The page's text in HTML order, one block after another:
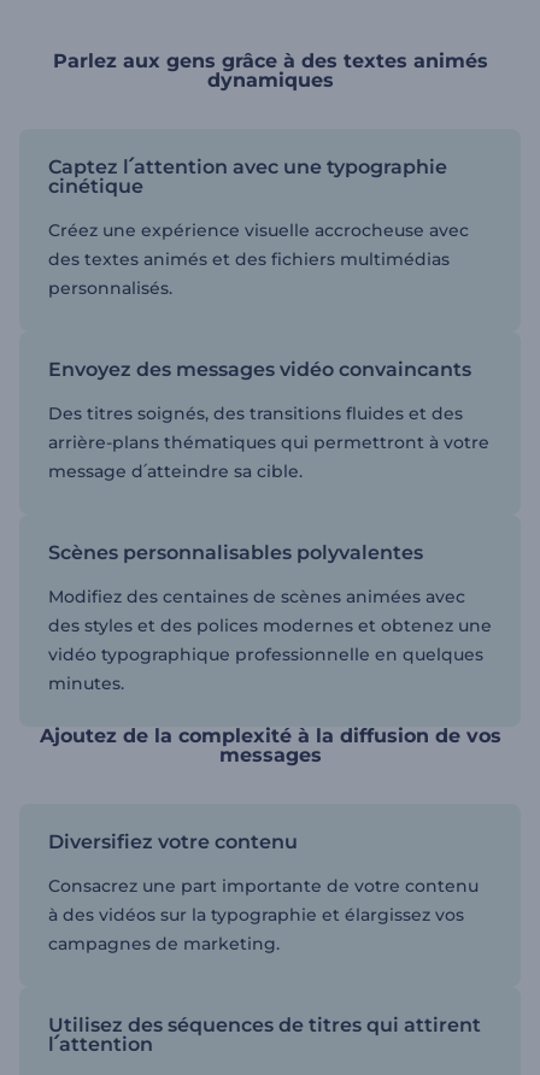
Parlez aux gens grâce à des textes animés
dynamiques
Captez l՛attention avec une typographie
cinétique
Créez une expérience visuelle accrocheuse avec
des textes animés et des fichiers multimédias
personnalisés.
Envoyez des messages vidéo convaincants
Des titres soignés, des transitions fluides et des
arrière-plans thématiques qui permettront à votre
message d՛atteindre sa cible.
Scènes personnalisables polyvalentes
Modifiez des centaines de scènes animées avec
des styles et des polices modernes et obtenez une
vidéo typographique professionnelle en quelques
minutes.
Ajoutez de la complexité à la diffusion de vos
messages
Diversifiez votre contenu
Consacrez une part importante de votre contenu
à des vidéos sur la typographie et élargissez vos
campagnes de marketing.
Utilisez des séquences de titres qui attirent
l՛attention